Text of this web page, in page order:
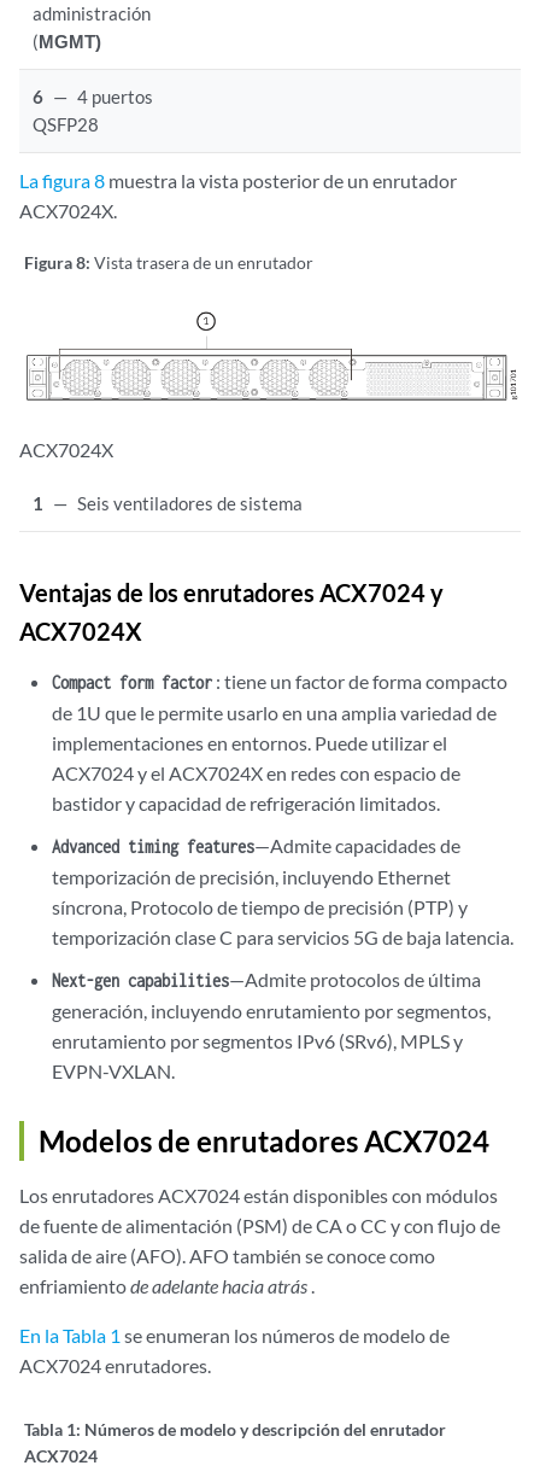
administración
(MGMT)
6 — 4 puertos
QSFP28
La figura 8 muestra la vista posterior de un enrutador
ACX7024X.
Figura 8: Vista trasera de un enrutador
ACX7024X
1 — Seis ventiladores de sistema
Ventajas de los enrutadores ACX7024y
ACX7024X
Compact form factor: tiene un factor de forma compacto
de 1U que le permite usarlo en una amplia variedad de
implementaciones en entornos. Puede utilizar el
ACX7024 y elACX7024Xen redes con espacio de
bastidor y capacidad de refrigeración limitados.
Advanced timing features—Admite capacidades de
temporización de precisión, incluyendo Ethernet
síncrona, Protocolo de tiempo de precisión (PTP) y
temporización clase C para servicios 5G de baja latencia.
Next-gen capabilities—Admite protocolos de última
generación, incluyendo enrutamiento por segmentos,
enrutamiento por segmentos IPv6 (SRv6), MPLS y
EVPN-VXLAN.
Modelos de enrutadores ACX7024
Los enrutadores ACX7024 están disponibles con módulos
de fuente de alimentación (PSM) de CA oCC y con flujo de
salida de aire (AFO). AFO también se conoce como
enfriamientode adelante hacia atrás .
En la Tabla 1 se enumeran los números de modelo de
ACX7024 enrutadores.
Tabla 1: Números de modelo y descripción del enrutador
ACX7024